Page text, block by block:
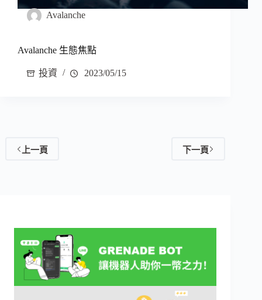
Avalanche
Avalanche 生態焦點
投資 2023/05/15
上一頁 下一頁